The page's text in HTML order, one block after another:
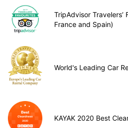
TripAdvisor Travelers’
France and Spain)
World's Leading Car
KAYAK 2020 Best